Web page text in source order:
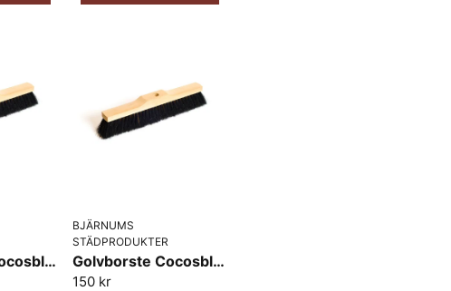
Golvborste Cocosblandning trärygg 400 mm Bjärnums
BJÄRNUMS
STÄDPRODUKTER
Golvborste Cocosblandning trärygg 500 mm Bjärnums
150 kr